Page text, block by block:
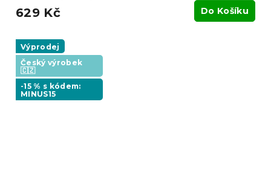
629 Kč Do Košíku
Výprodej
Český výrobek
🇨🇿
-15 % s kódem:
MINUS15